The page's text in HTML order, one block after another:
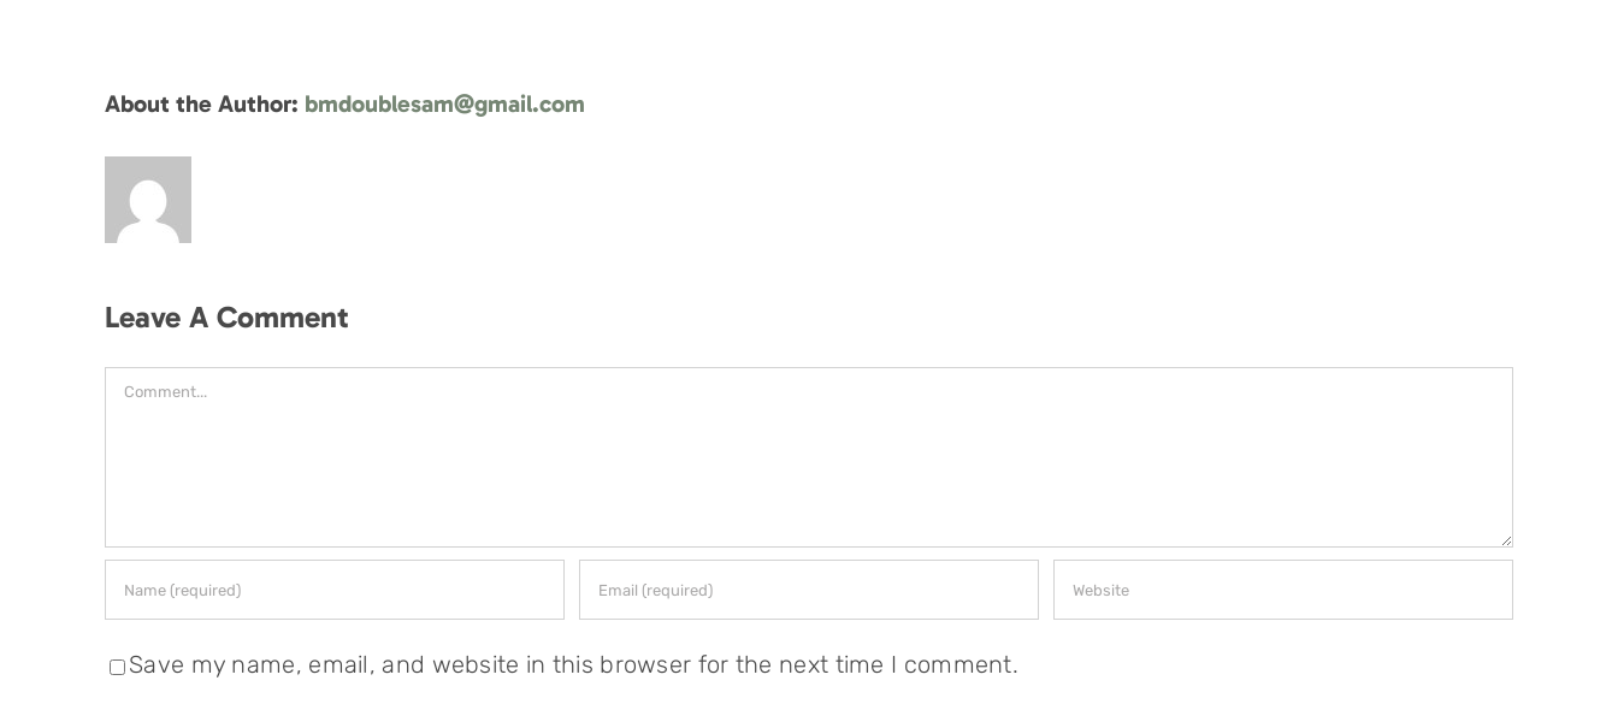
About the Author: bmdoublesam@gmail.com
Leave A Comment
Comment
Save my name, email, and website in this browser for the next time I comment.